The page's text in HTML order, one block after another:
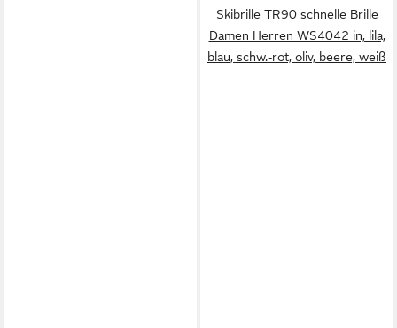
Skibrille TR90 schnelle Brille
Damen Herren WS4042 in, lila,
blau, schw.-rot, oliv, beere, weiß